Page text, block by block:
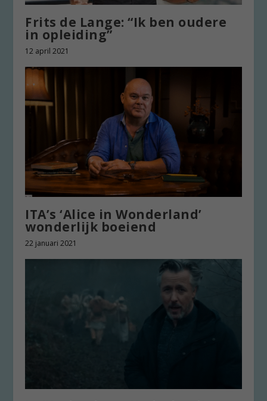
Frits de Lange: “Ik ben oudere
in opleiding”
12 april 2021
ITA’s ‘Alice in Wonderland’
wonderlijk boeiend
22 januari 2021